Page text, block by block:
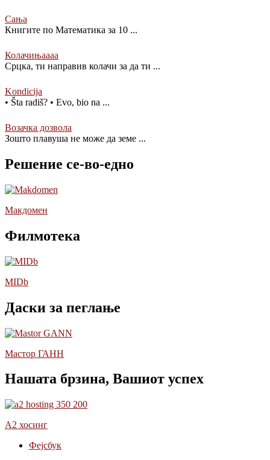
Сања
Книгите по Математика за 10 ...
Колачињаааа
Срцка, ти направив колачи за да ти ...
Kondicija
• Šta radiš? • Evo, bio na ...
Возачка дозвола
Зошто плавуша не може да земе ...
Решение се-во-едно
Макдомен
Филмотека
MIDb
Даски за пеглање
Мастор ГАНН
Нашата брзина, Вашиот успех
А2 хосинг
Фејсбук